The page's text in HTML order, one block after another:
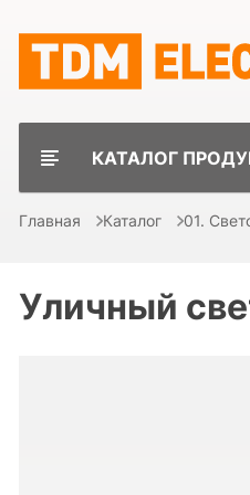
КАТАЛОГ
Главная Каталог 01.
Уличный